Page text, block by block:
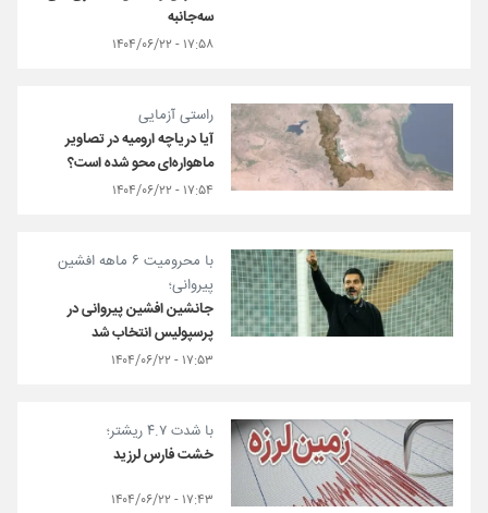
سه‌جانبه
۱۷:۵۸ - ۱۴۰۴/۰۶/۲۲
راستی آزمایی
آیا دریاچه ارومیه در تصاویر
ماهواره‌ای محو شده است؟
۱۷:۵۴ - ۱۴۰۴/۰۶/۲۲
با محرومیت ۶ ماهه افشین
پیروانی؛
جانشین افشین پیروانی در
پرسپولیس انتخاب شد
۱۷:۵۳ - ۱۴۰۴/۰۶/۲۲
با شدت ۴.۷ ریشتر؛
خشت فارس لرزید
۱۷:۴۳ - ۱۴۰۴/۰۶/۲۲